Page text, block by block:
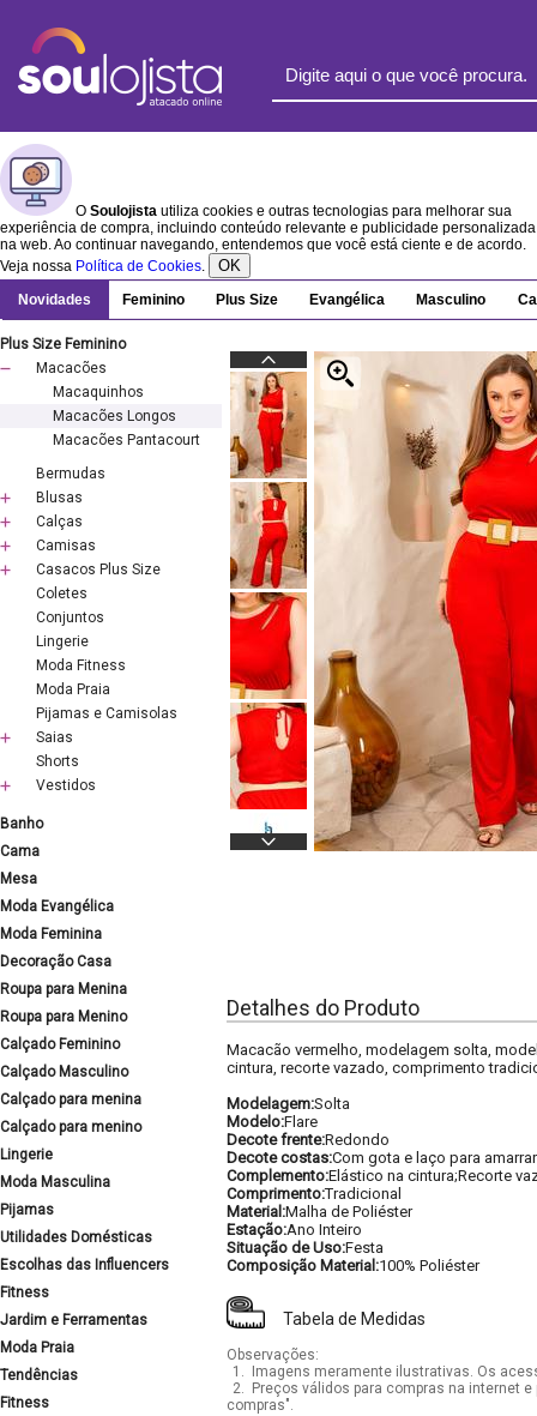
O Soulojista utiliza cookies e outras tecnologias para melhorar sua
experiência de compra, incluindo conteúdo relevante e publicidade personalizada
na web. Ao continuar navegando, entendemos que você está ciente e de acordo.
Veja nossa Política de Cookies. OK
Novidades Feminino Plus Size Evangélica Masculino
Plus Size Feminino
Macacões
Macaquinhos
Macacões Longos
Macacões Pantacourt
Bermudas
Blusas
Calças
Camisas
Casacos Plus Size
Coletes
Conjuntos
Lingerie
Moda Fitness
Moda Praia
Pijamas e Camisolas
Saias
Shorts
Vestidos
Banho
Cama
Mesa
Moda Evangélica
Moda Feminina
Decoração Casa
Roupa para Menina
Roupa para Menino
Calçado Feminino
Calçado Masculino
Calçado para menina
Calçado para menino
Lingerie
Moda Masculina
Pijamas
Utilidades Domésticas
Escolhas das Influencers
Fitness
Jardim e Ferramentas
Moda Praia
Tendências
Fitness
Detalhes do Produto
Macacão vermelho, modelagem solta,
cintura, recorte vazado, comprimento
Modelagem:Solta
Modelo:Flare
Decote frente:Redondo
Decote costas:Com gota e laço para amarrar
Complemento:Elástico na cintura;Recorte
Comprimento:Tradicional
Material:Malha de Poliéster
Estação:Ano Inteiro
Situação de Uso:Festa
Composição Material:100% Poliéster
Tabela de Medidas
Observações:
1.
Imagens meramente ilustrativas. Os
2.
Preços válidos para compras na internet
compras".